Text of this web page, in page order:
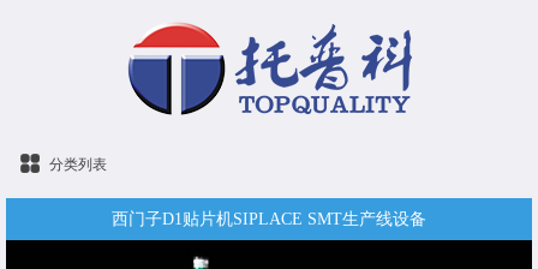
分类列表
西门子D1贴片机SIPLACE SMT生产线设备